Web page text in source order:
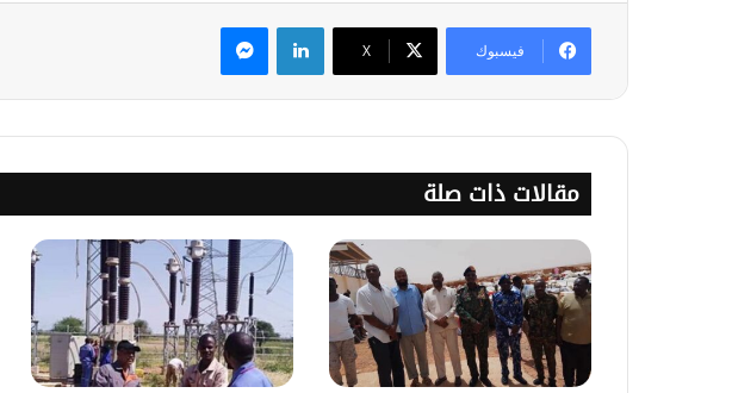
فيسبوك ‫X
لينكدإن ماسنجر
مقالات ذات صلة